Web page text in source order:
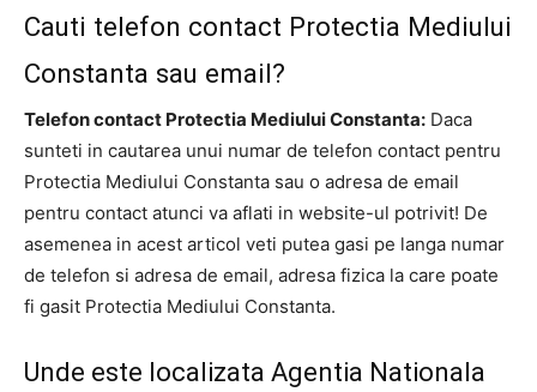
Cauti telefon contact Protectia Mediului
Constanta sau email?
Telefon contact Protectia Mediului Constanta: Daca
sunteti in cautarea unui numar de telefon contact pentru
Protectia Mediului Constanta sau o adresa de email
pentru contact atunci va aflati in website-ul potrivit! De
asemenea in acest articol veti putea gasi pe langa numar
de telefon si adresa de email, adresa fizica la care poate
fi gasit Protectia Mediului Constanta.
Unde este localizata Agentia Nationala